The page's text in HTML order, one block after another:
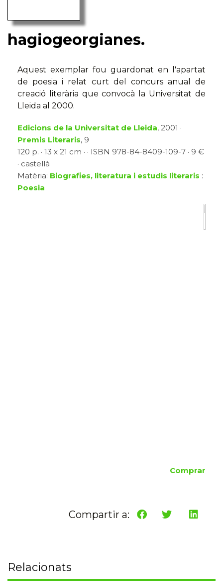
hagiogeorgianes.
Aquest exemplar fou guardonat en l'apartat
de poesia i relat curt del concurs anual de
creació literària que convocà la Universitat de
Lleida al 2000.
Edicions de la Universitat de Lleida, 2001 ·
Premis Literaris, 9
120 p. · 13 x 21 cm · · ISBN 978-84-8409-109-7 · 9 €
· castellà
Matèria: Biografies, literatura i estudis literaris :
Poesia
Comprar
Compartir a:
Relacionats